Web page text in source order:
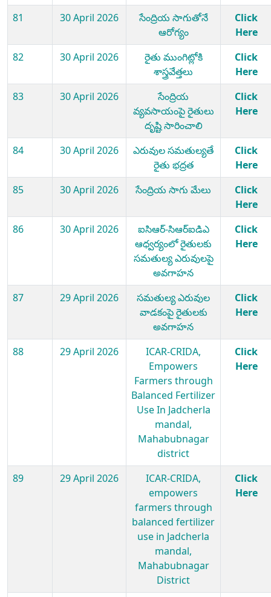
81 30 April 2026
సేంద్రియ సాగుతోనే
ఆరోగ్యం
Click
Here
82
30 April 2026
రైతు ముంగిట్లోకి
శాస్త్రవేత్తలు
Click
Here
83
30 April 2026
సేంద్రియ
వ్యవసాయంపై రైతులు
దృష్టి సారించాలి
Click
Here
84 30 April 2026
ఎరువుల సమతుల్యతే
రైతు భద్రత
Click
Here
85
30 April 2026 సేంద్రియ సాగు మేలు
Click
Here
86
30 April 2026
ఐసిఆర్-సిఆర్ఐడిఎ
ఆధ్వర్యంలో రైతులకు
సమతుల్య ఎరువులపై
అవగాహన
Click
Here
87 29 April 2026
సమతుల్య ఎరువుల
వాడకంపై రైతులకు
అవగాహన
Click
Here
88 29 April 2026
ICAR-CRIDA,
Empowers
Farmers through
Balanced Fertilizer
Use In Jadcherla
mandal,
Mahabubnagar
district
Click
Here
89 29 April 2026
ICAR-CRIDA,
empowers
farmers through
balanced fertilizer
use in Jadcherla
mandal,
Mahabubnagar
District
Click
Here